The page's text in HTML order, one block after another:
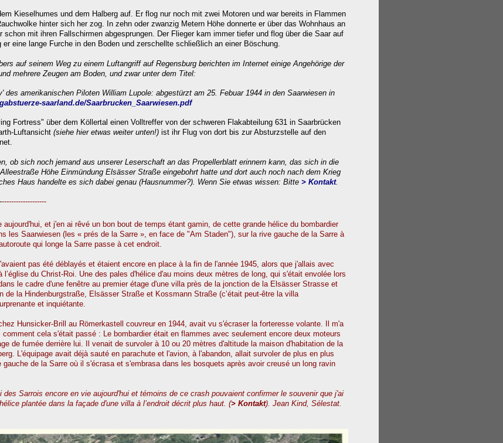
Kieselhumes und dem Halberg auf. Er flog nur noch mit zwei Motoren und war bereits in Flammen
hinter sich her zog. In zehn oder zwanzig Metern Höhe donnerte er über das Wohnhaus an
mit ihren Fallschirmen abgesprungen. Der Flieger kam immer tiefer und flog über die Saar auf
eine lange Furche in den Boden und zerschellte schließlich an einer Böschung.
auf seinem Weg zu einem Luftangriff auf Regensburg berichten im Internet einige Angehörige der
mehrere Zeugen am Boden, und zwar unter dem Titel:
des amerikanischen Piloten William Lupole: abgestürzt am 25. Febuar 1944 in den Saarwiesen in
saarland.de/Saarbrucken_Saarwiesen.pdf
Fortress" über dem Köllertal einen Volltreffer von der schweren Flakabteilung 631 in Saarbrücken
Luftansicht (siehe hier etwas weiter unten!) ist ihr Flug von dort bis zur Absturzstelle auf den
ob sich noch jemand aus unserer Leserschaft an das Propellerblatt erinnern kann, das sich in die
Höhe Einmündung Elsässer Straße eingebohrt hatte und dort auch noch nach dem Krieg
Haus handelte es sich dabei genau (Hausnummer?). Wenn Sie etwas wissen: Bitte > Kontakt.
-------------------
et j'en ai rêvé un bon bout de temps étant gamin, de cette grande hélice du bombardier
les Saarwiesen (les « prés de la Sarre », en face de "Am Staden"), sur la rive gauche de la Sarre à
qui longe la Sarre passe à cet endroit.
pas été déblayés et étaient encore en place à la fin de l'année 1945, alors que j'allais avec
du Christ-Roi. Une des pales d'hélice d'au moins deux mètres de long, qui s'était envolée lors
le cadre d'une fenêtre au premier étage d'une villa près de la jonction de la Elsässer Strasse et
de la Hindenburgstraße, Elsässer Straße et Kossmann Straße (c’était peut-être la villa
et inquiétante.
Hunsicker-Brill au Römerkastell couvreur en 1944, avait vu s'écraser la forteresse volante. Il m'a
cela s'était passé : Le bombardier était en flammes avec seulement encore deux moteurs
de fumée derrière lui. Il venait de survoler à 10 ou 20 mètres d'altitude la maison d'habitation de la
L'équipage avait déjà sauté en parachute et l'avion, à l'abandon, allait survoler de plus en plus
de la Sarre où il s'écrasa et s'embrasa dans les bosquets après avoir creusé un long ravin
des Sarrois encore en vie aujourd'hui et témoins de ce crash pouvaient confirmer le souvenir que j'ai
plantée dans la façade d'une villa à l’endroit décrit plus haut. (> Kontakt). Jean Kind, Sélestat.